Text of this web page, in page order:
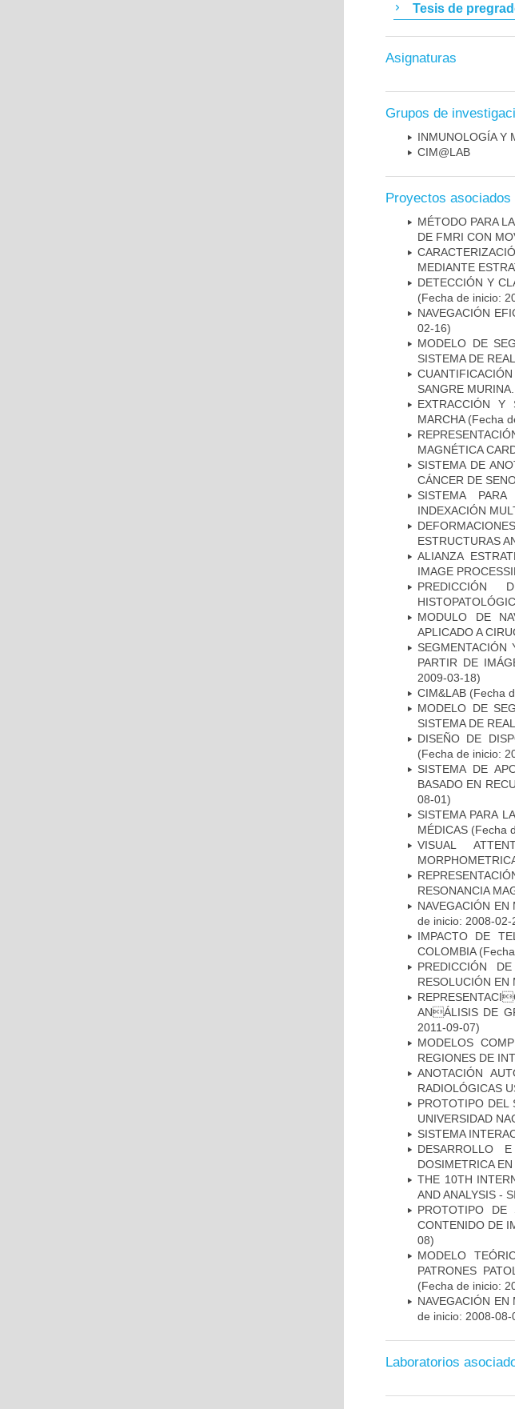
Tesis de
Asignaturas
Grupos de
INMUNOLOGÍA Y
CIM@LAB
Proyectos asociados
MÉTODO PARA
DE FMRI CON
MEDIANTE
DETECCIÓN Y
(Fecha de inicio:
NAVEGACIÓN
02-16)
MODELO DE
SISTEMA DE
SANGRE MURINA.
EXTRACCIÓN Y
MARCHA(Fecha
MAGNÉTICA
SISTEMA DE
CÁNCER DE
SISTEMA
INDEXACIÓN
ESTRUCTURAS
ALIANZA
IMAGE
PREDICCIÓN
MODULO DE
APLICADO A
SEGMENTACIÓN
PARTIR DE
2009-03-18)
CIM&LAB (Fecha
MODELO DE
SISTEMA DE
DISEÑO DE
(Fecha de inicio:
SISTEMA DE
BASADO EN
08-01)
SISTEMA PARA
MÉDICAS (Fecha
VISUAL
RESONANCIA
NAVEGACIÓN EN
de inicio: 2008-02-
IMPACTO DE
COLOMBIA(Fecha
PREDICCIÓN
RESOLUCIÓN EN
ANÁLISIS DE
2011-09-07)
MODELOS
REGIONES DE
ANOTACIÓN
RADIOLÓGICAS
PROTOTIPO DEL
UNIVERSIDAD
SISTEMA
DESARROLLO
DOSIMETRICA
THE 10TH
AND ANALYSIS -
PROTOTIPO DE
CONTENIDO DE
08)
MODELO
PATRONES
(Fecha de inicio:
NAVEGACIÓN EN
de inicio: 2008-08-
Laboratorios